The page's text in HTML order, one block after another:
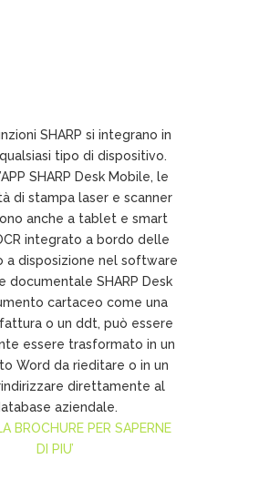
SHARP si integrano in
tipo di dispositivo.
SHARP Desk Mobile, le
di stampa laser e scanner
anche a tablet e smart
integrato a bordo delle
a disposizione nel software
documentale SHARP Desk
cartaceo come una
o un ddt, può essere
essere trasformato in un
Word da rieditare o in un
direttamente al
aziendale.
BROCHURE PER SAPERNE
DI PIU’